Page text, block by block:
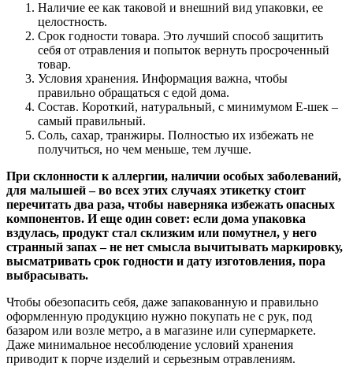
Наличие ее как таковой и внешний вид упаковки, ее
целостность.
Срок годности товара. Это лучший способ защитить
себя от отравления и попыток вернуть просроченный
товар.
Условия хранения. Информация важна, чтобы
правильно обращаться с едой дома.
Состав. Короткий, натуральный, с минимумом Е-шек –
самый правильный.
Соль, сахар, транжиры. Полностью их избежать не
получиться, но чем меньше, тем лучше.
При склонности к аллергии, наличии особых заболеваний,
для малышей – во всех этих случаях этикетку стоит
перечитать два раза, чтобы наверняка избежать опасных
компонентов. И еще один совет: если дома упаковка
вздулась, продукт стал склизким или помутнел, у него
странный запах – не нет смысла вычитывать маркировку,
высматривать срок годности и дату изготовления, пора
выбрасывать.
Чтобы обезопасить себя, даже запакованную и правильно
оформленную продукцию нужно покупать не с рук, под
базаром или возле метро, а в магазине или супермаркете.
Даже минимальное несоблюдение условий хранения
приводит к порче изделий и серьезным отравлениям.